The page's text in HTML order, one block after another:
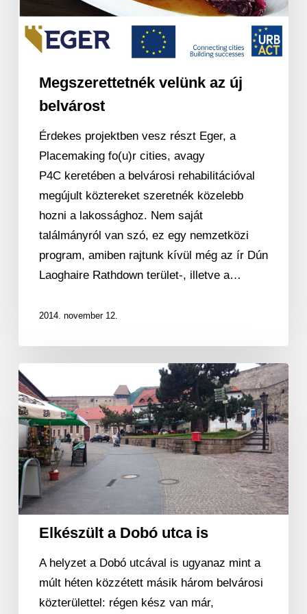
Megszerettetnék velünk az új
belvárost
Érdekes projektben vesz részt Eger, a
Placemaking fo(u)r cities, avagy
P4C keretében a belvárosi rehabilitációval
megújult köztereket szeretnék közelebb
hozni a lakossághoz. Nem saját
találmányról van szó, ez egy nemzetközi
program, amiben rajtunk kívül még az ír Dún
Laoghaire Rathdown terület-, illetve a…
2014. november 12.
Elkészült
a
Dobó
utca
is
Elkészült a Dobó utca is
A helyzet a Dobó utcával is ugyanaz mint a
múlt héten közzétett másik három belvárosi
közterülettel: régen kész van már,